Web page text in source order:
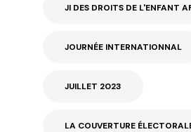
JI DES DROITS DE L'ENFANT
JOURNÉE INTERNATIONNAL
JUILLET 2023
LA COUVERTURE